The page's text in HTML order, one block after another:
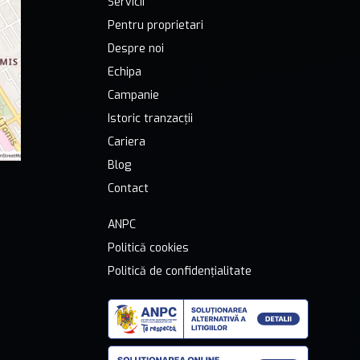
Pentru proprietari
Despre noi
Echipa
Campanie
Istoric tranzacții
Cariera
Blog
Contact
ANPC
Politică cookies
Politică de confidențialitate